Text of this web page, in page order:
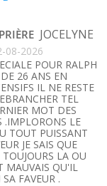
JOCELYNE
08-2026
POUR RALPH
26 ANS EN
IL NE RESTE
TEL
MOT DES
.IMPLORONS LE
TOUT PUISSANT
JE SAIS QUE
LA OU
MAUVAIS QU'IL
FAVEUR .